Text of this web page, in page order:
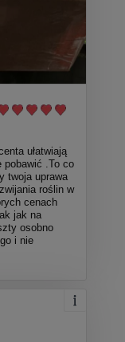
ułatwiają
pobawić .To co
twoja uprawa
roślin w
cenach
jak na
osobno
i nie